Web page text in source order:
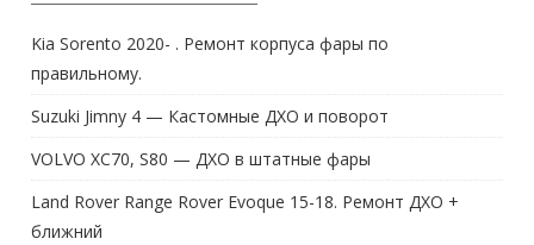
Kia Sorento 2020- . Ремонт корпуса фары по
правильному.
Suzuki Jimny 4 — Кастомные ДХО и поворот
VOLVO XC70, S80 — ДХО в штатные фары
Land Rover Range Rover Evoque 15-18. Ремонт ДХО +
ближний